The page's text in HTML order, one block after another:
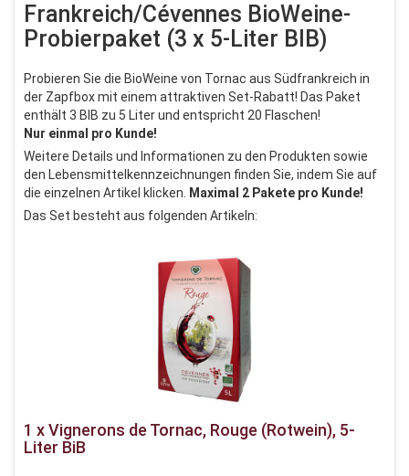
Frankreich/Cévennes BioWeine-
Probierpaket (3 x 5-Liter BIB)
Probieren Sie die BioWeine von Tornac aus Südfrankreich in
der Zapfbox mit einem attraktiven Set-Rabatt! Das Paket
enthält 3 BIB zu 5 Liter und entspricht 20 Flaschen!
Nur einmal pro Kunde!
Weitere Details und Informationen zu den Produkten sowie
den Lebensmittelkennzeichnungen finden Sie, indem Sie auf
die einzelnen Artikel klicken.
Maximal 2 Pakete pro Kunde!
Das Set besteht aus folgenden Artikeln:
1 x Vignerons de Tornac, Rouge (Rotwein), 5-
Liter BiB